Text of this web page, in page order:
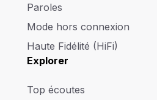
Paroles
Mode hors connexion
Haute Fidélité (HiFi)
Explorer
Top écoutes